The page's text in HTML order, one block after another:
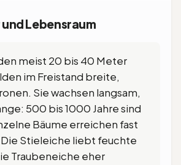
Lebensraum
meist 20 bis 40 Meter
im Freistand breite,
Sie wachsen langsam,
500 bis 1000 Jahre sind
Bäume erreichen fast
Die Stieleiche liebt feuchte
Traubeneiche eher